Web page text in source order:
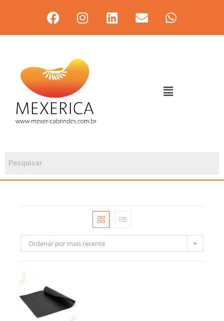
Ordenar por mais recente